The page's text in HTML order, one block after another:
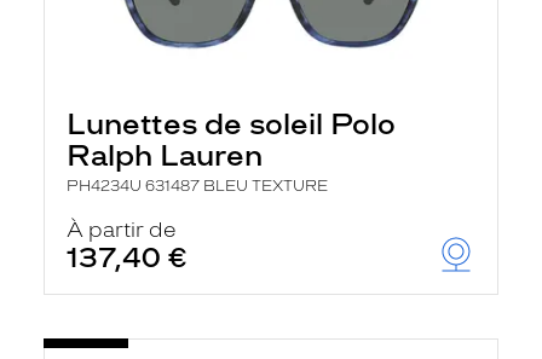
Lunettes de soleil Polo
Ralph Lauren
PH4234U 631487 BLEU TEXTURE
À partir de
137,40 €